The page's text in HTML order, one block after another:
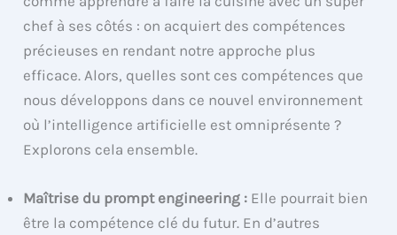
chef à ses côtés : on acquiert des compétences
précieuses en rendant notre approche plus
efficace. Alors, quelles sont ces compétences que
nous développons dans ce nouvel environnement
où l’intelligence artificielle est omniprésente ?
Explorons cela ensemble.
Maîtrise du prompt engineering : Elle pourrait bien
être la compétence clé du futur. En d’autres